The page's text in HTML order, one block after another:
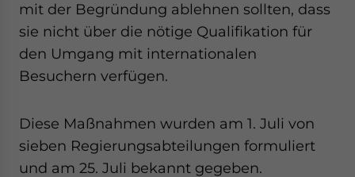
mit der Begründung ablehnen sollten, dass
sie nicht über die nötige Qualifikation für
den Umgang mit internationalen
Besuchern verfügen.
Diese Maßnahmen wurden am 1. Juli von
sieben Regierungsabteilungen formuliert
und am 25. Juli bekannt gegeben.